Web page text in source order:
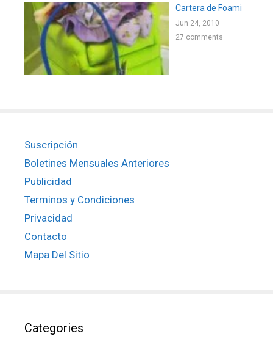
Cartera de Foami
Jun 24, 2010
27 comments
Suscripción
Boletines Mensuales Anteriores
Publicidad
Terminos y Condiciones
Privacidad
Contacto
Mapa Del Sitio
Categories